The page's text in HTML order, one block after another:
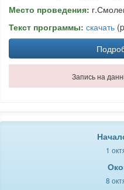
Место проведения:
Текст программы: скачать
Запись на
1
8